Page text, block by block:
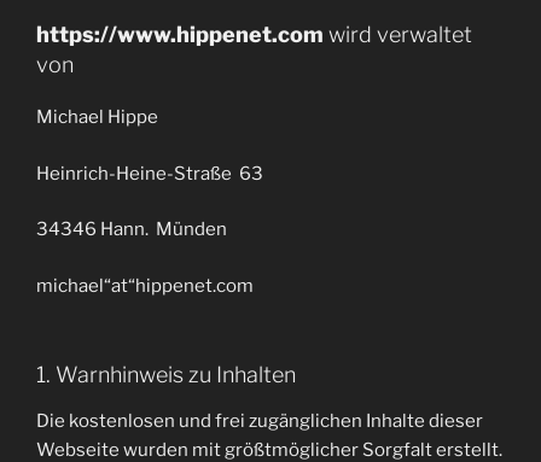
https://www.hippenet.com wird verwaltet
von
Michael Hippe
Heinrich-Heine-Straße 63
34346 Hann. Münden
michael“at“hippenet.com
1. Warnhinweis zu Inhalten
Die kostenlosen und frei zugänglichen Inhalte dieser
Webseite wurden mit größtmöglicher Sorgfalt erstellt.